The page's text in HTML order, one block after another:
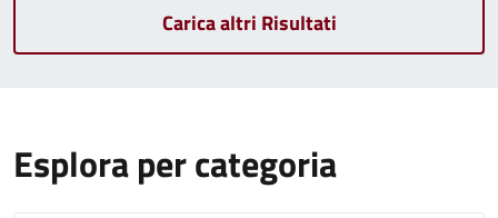
Carica altri Risultati
Esplora per categoria